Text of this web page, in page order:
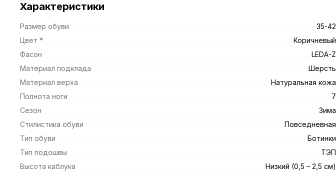
Характеристики
Размер обуви
35-42
Цвет *
Коричневый
Фасон
LEDA-Z
Материал подклада
Шерсть
Материал верха
Натуральная кожа
Полнота ноги
7
Сезон
Зима
Стилистика обуви
Повседневная
Тип обуви
Ботинки
Тип подошвы
ТЭП
Высота каблука
Низкий (0,5 – 2,5 см)